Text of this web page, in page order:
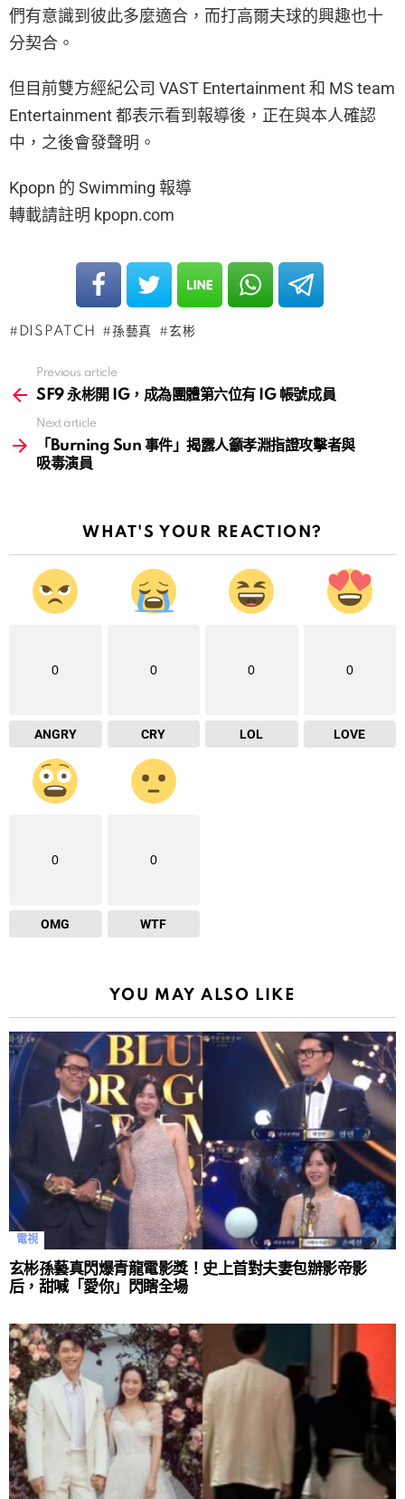
們有意識到彼此多麼適合，而打高爾夫球的興趣也十
分契合。
但目前雙方經紀公司 VAST Entertainment 和 MS team
Entertainment 都表示看到報導後，正在與本人確認
中，之後會發聲明。
Kpopn 的 Swimming 報導
轉載請註明 kpopn.com
DISPATCH 孫藝真 玄彬
more
Previous article
SF9 永彬開 IG，成為團體第六位有 IG 帳號成員
Next article
「Burning Sun 事件」揭露人籲孝淵指證攻擊者與
吸毒演員
WHAT'S YOUR REACTION?
0
ANGRY
0
CRY
0
LOL
0
LOVE
0
OMG
0
WTF
YOU MAY ALSO LIKE
電視
玄彬孫藝真閃爆青龍電影獎！史上首對夫妻包辦影帝影
后，甜喊「愛你」閃瞎全場